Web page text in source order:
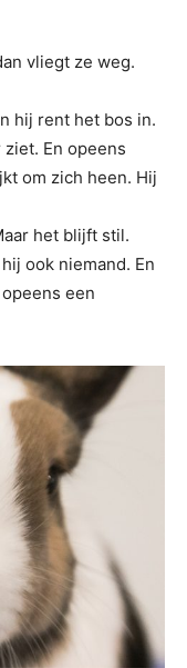
vliegt ze weg.
hij rent het bos in.
En opeens
om zich heen. Hij
het blijft stil.
ook niemand. En
een